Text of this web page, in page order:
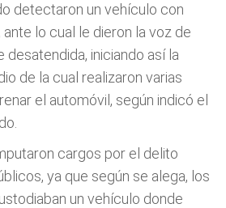
detectaron un vehículo con
lo cual le dieron la voz de
desatendida, iniciando así la
de la cual realizaron varias
el automóvil, según indicó el
cargos por el delito
ya que según se alega, los
un vehículo donde